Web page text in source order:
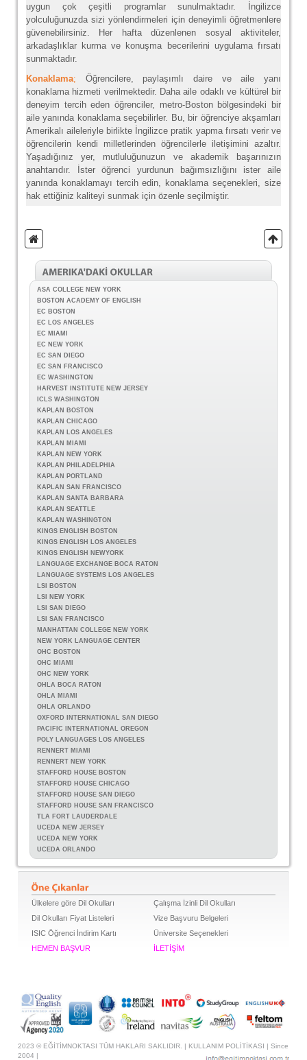
uygun çok çeşitli programlar sunulmaktadır. İngilizce
yolculuğunuzda sizi yönlendirmeleri için deneyimli öğretmenlere
güvenebilirsiniz. Her hafta düzenlenen sosyal aktiviteler,
arkadaşlıklar kurma ve konuşma becerilerini uygulama fırsatı
sunmaktadır.
Konaklama; Öğrencilere, paylaşımlı daire ve aile yanı
konaklama hizmeti verilmektedir. Daha aile odaklı ve kültürel bir
deneyim tercih eden öğrenciler, metro-Boston bölgesindeki bir
aile yanında konaklama seçebilirler. Bu, bir öğrenciye akşamları
Amerikalı aileleriyle birlikte İngilizce pratik yapma fırsatı verir ve
öğrencilerin kendi milletlerinden öğrencilerle iletişimini azaltır.
Yaşadığınız yer, mutluluğunuzun ve akademik başarınızın
anahtarıdır. İster öğrenci yurdunun bağımsızlığını ister aile
yanında konaklamayı tercih edin, konaklama seçenekleri, size
hak ettiğiniz kaliteyi sunmak için özenle seçilmiştir.
ASA COLLEGE NEW YORK
BOSTON ACADEMY OF ENGLISH
EC BOSTON
EC LOS ANGELES
EC MIAMI
EC NEW YORK
EC SAN DIEGO
EC SAN FRANCISCO
EC WASHINGTON
HARVEST INSTITUTE NEW JERSEY
ICLS WASHINGTON
KAPLAN BOSTON
KAPLAN CHICAGO
KAPLAN LOS ANGELES
KAPLAN MIAMI
KAPLAN NEW YORK
KAPLAN PHILADELPHIA
KAPLAN PORTLAND
KAPLAN SAN FRANCISCO
KAPLAN SANTA BARBARA
KAPLAN SEATTLE
KAPLAN WASHINGTON
KINGS ENGLISH BOSTON
KINGS ENGLISH LOS ANGELES
KINGS ENGLISH NEWYORK
LANGUAGE EXCHANGE BOCA RATON
LANGUAGE SYSTEMS LOS ANGELES
LSI BOSTON
LSI NEW YORK
LSI SAN DIEGO
LSI SAN FRANCISCO
MANHATTAN COLLEGE NEW YORK
NEW YORK LANGUAGE CENTER
OHC BOSTON
OHC MIAMI
OHC NEW YORK
OHLA BOCA RATON
OHLA MIAMI
OHLA ORLANDO
OXFORD INTERNATIONAL SAN DIEGO
PACIFIC INTERNATIONAL OREGON
POLY LANGUAGES LOS ANGELES
RENNERT MIAMI
RENNERT NEW YORK
STAFFORD HOUSE BOSTON
STAFFORD HOUSE CHICAGO
STAFFORD HOUSE SAN DIEGO
STAFFORD HOUSE SAN FRANCISCO
TLA FORT LAUDERDALE
UCEDA NEW JERSEY
UCEDA NEW YORK
UCEDA ORLANDO
Ülkelere göre Dil Okulları
Çalışma İzinli Dil Okulları
Dil Okulları Fiyat Listeleri
Vize Başvuru Belgeleri
ISIC Öğrenci İndirim Kartı
Üniversite Seçenekleri
HEMEN BAŞVUR
İLETİŞİM
2023 © EĞİTİMNOKTASI TÜM HAKLARI SAKLIDIR. | KULLANIM POLİTİKASI | Since
2004 |